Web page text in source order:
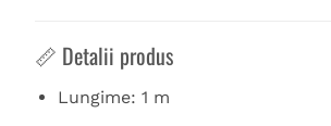
📏 Detalii produs
Lungime: 1 m